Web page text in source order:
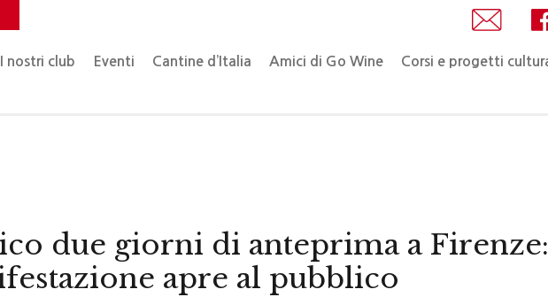
I nostri club Eventi Cantine d’Italia Amici di Go Wine Corsi e progetti
due giorni di anteprima a
apre al pubblico